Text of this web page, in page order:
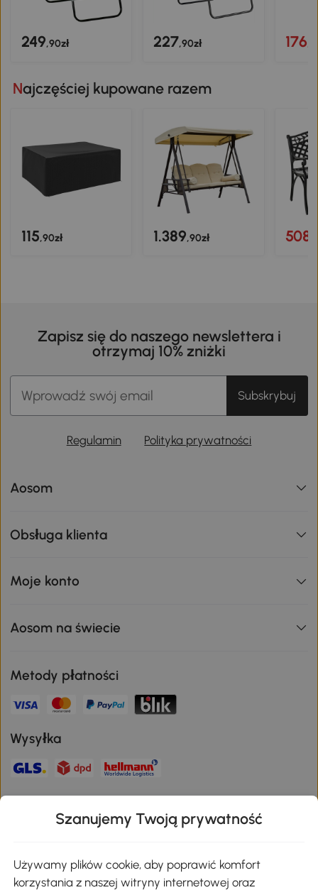
249,90zł 227,90zł 176
Najczęściej kupowane razem
115,90zł 1.389,90zł 508
Zapisz się do naszego newslettera i
otrzymaj 10% zniżki
Subskrybuj
Regulamin Polityka prywatności
Aosom
Obsługa klienta
Moje konto
Aosom na świecie
Metody płatności
Wysyłka
Pobierz aplikację Aosom
Szanujemy Twoją prywatność
Używamy plików cookie, aby poprawić komfort
korzystania z naszej witryny internetowej oraz